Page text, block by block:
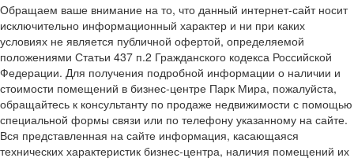
Обращаем ваше внимание на то, что данный интернет-сайт носит
исключительно информационный характер и ни при каких
условиях не является публичной офертой, определяемой
положениями Статьи 437 п.2 Гражданского кодекса Российской
Федерации. Для получения подробной информации о наличии и
стоимости помещений в бизнес-центре Парк Мира, пожалуйста,
обращайтесь к консультанту по продаже недвижимости с помощью
специальной формы связи или по телефону указанному на сайте.
Вся представленная на сайте информация, касающаяся
технических характеристик бизнес-центра, наличия помещений их